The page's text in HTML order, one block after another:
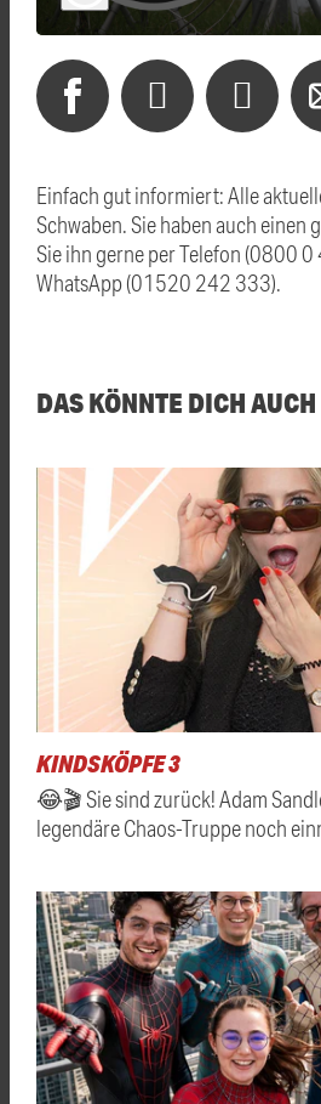
Einfach gut informiert: Alle
Schwaben. Sie haben auch einen
Sie ihn gerne per Telefon (0800
WhatsApp (01520 242 333).
DAS KÖNNTE DICH
KINDSKÖPFE 3
😂🎬 Sie sind zurück! Adam
legendäre Chaos-Truppe noch